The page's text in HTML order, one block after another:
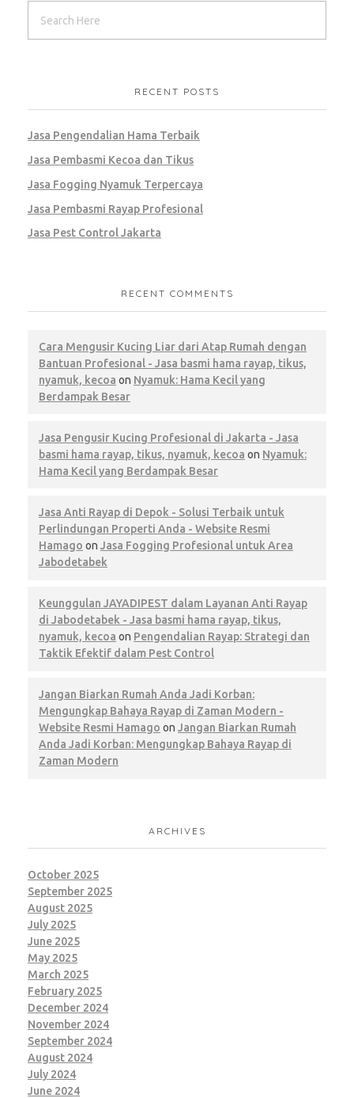
RECENT POSTS
Jasa Pengendalian Hama Terbaik
Jasa Pembasmi Kecoa dan Tikus
Jasa Fogging Nyamuk Terpercaya
Jasa Pembasmi Rayap Profesional
Jasa Pest Control Jakarta
RECENT COMMENTS
Cara Mengusir Kucing Liar dari Atap Rumah dengan
Bantuan Profesional - Jasa basmi hama rayap, tikus,
nyamuk, kecoa on Nyamuk: Hama Kecil yang
Berdampak Besar
Jasa Pengusir Kucing Profesional di Jakarta - Jasa
basmi hama rayap, tikus, nyamuk, kecoa on Nyamuk:
Hama Kecil yang Berdampak Besar
Jasa Anti Rayap di Depok - Solusi Terbaik untuk
Perlindungan Properti Anda - Website Resmi
Hamago on Jasa Fogging Profesional untuk Area
Jabodetabek
Keunggulan JAYADIPEST dalam Layanan Anti Rayap
di Jabodetabek - Jasa basmi hama rayap, tikus,
nyamuk, kecoa on Pengendalian Rayap: Strategi dan
Taktik Efektif dalam Pest Control
Jangan Biarkan Rumah Anda Jadi Korban:
Mengungkap Bahaya Rayap di Zaman Modern -
Website Resmi Hamago on Jangan Biarkan Rumah
Anda Jadi Korban: Mengungkap Bahaya Rayap di
Zaman Modern
ARCHIVES
October 2025
September 2025
August 2025
July 2025
June 2025
May 2025
March 2025
February 2025
December 2024
November 2024
September 2024
August 2024
July 2024
June 2024